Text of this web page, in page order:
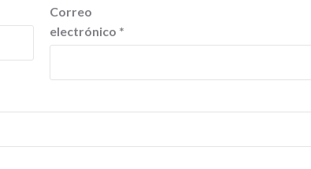
Correo
electrónico *